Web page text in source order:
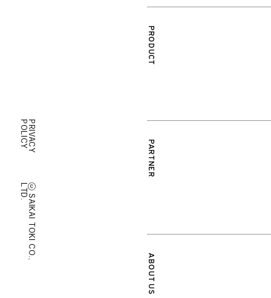
P
R
I
V
A
C
Y
P
O
L
I
C
Y
ⓒ
S
A
I
K
A
I
T
O
K
I
C
O
.
,
L
T
D
.
PRODUCT
PARTNER
ABOUT US